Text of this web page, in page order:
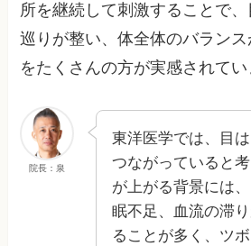
所を継続して刺激することで
巡りが整い、体全体のバラン
をたくさんの方が実感されてい
院長：泉
東洋医学では、目
つながっていると
が上がる背景には
眠不足、血流の滞
ることが多く、ツ